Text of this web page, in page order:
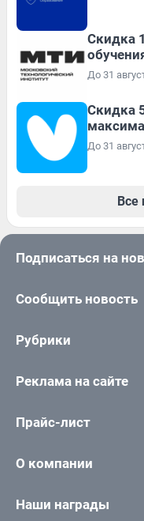
Скидка
До 31
Скидка
До 31
Подписаться на
Сообщить новость
Рубрики
Реклама на сайте
Прайс-лист
О компании
Наши награды